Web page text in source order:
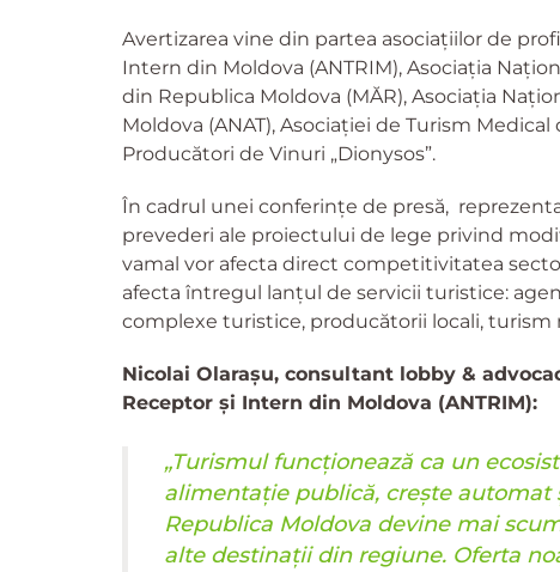
Avertizarea vine din partea asociațiilor de
Intern din Moldova (ANTRIM), Asociația
din Republica Moldova (MĂR), Asociația
Moldova (ANAT), Asociației de Turism
Producători de Vinuri „Dionysos”.
În cadrul unei conferințe de presă,
prevederi ale proiectului de lege privind
vamal vor afecta direct competitivitatea
afecta întregul lanțul de servicii turistice:
complexe turistice, producătorii locali, turism
Nicolai Olarașu, consultant lobby &
Receptor și Intern din Moldova (ANTRIM):
„Turismul funcționează ca un
alimentație publică, crește
Republica Moldova devine mai
alte destinații din regiune. Oferta